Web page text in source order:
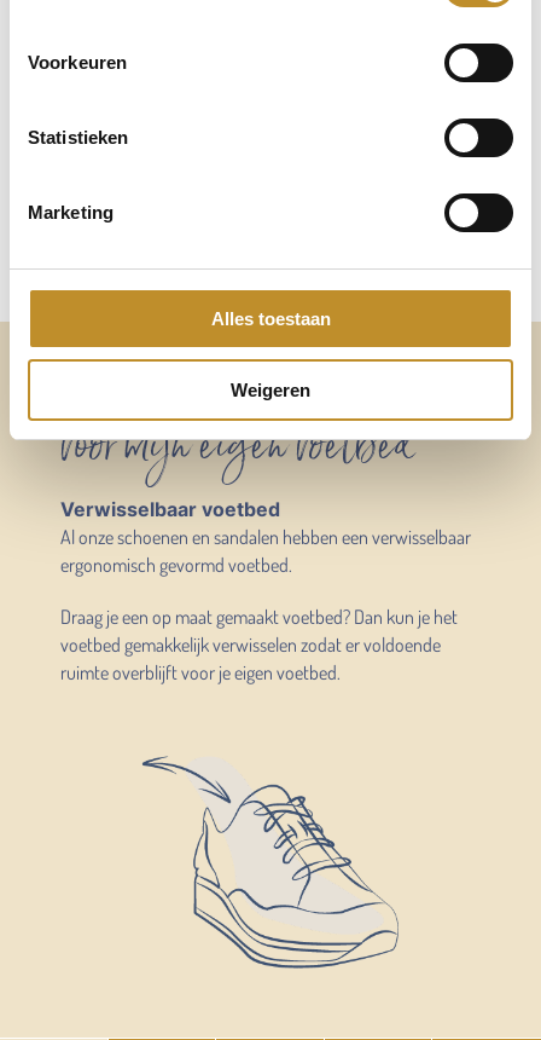
Voorkeuren
Statistieken
Marketing
Alles toestaan
Weigeren
Altijd voldoende ruimte
voor mijn eigen voetbed
Verwisselbaar voetbed
Al onze schoenen en sandalen hebben een verwisselbaar
ergonomisch gevormd voetbed.
Draag je een op maat gemaakt voetbed? Dan kun je het
voetbed gemakkelijk verwisselen zodat er voldoende
ruimte overblijft voor je eigen voetbed.